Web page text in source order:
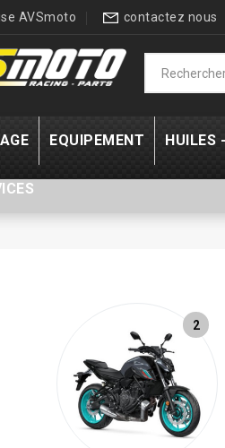
AVSmoto contactez nous
EQUIPEMENT HUILES
2